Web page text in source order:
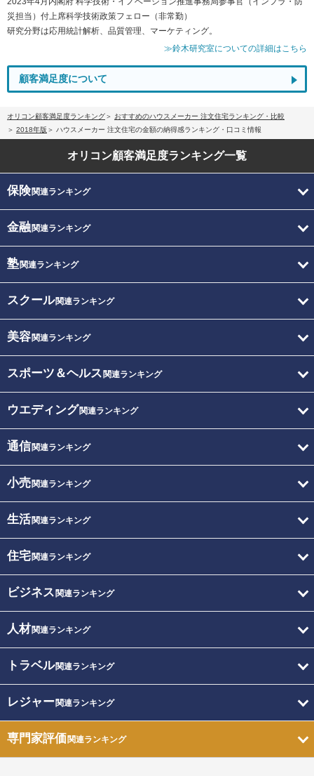
災担当）付上席科学技術政策フェロー（非常勤）
研究分野は応用統計解析、品質管理、マーケティング。
≫鈴木研究室についての詳細はこちら
顧客満足度について
オリコン顧客満足度ランキング
おすすめのハウスメーカー 注文住宅ランキング・比較
2018年版
ハウスメーカー 注文住宅の金額の納得感ランキング・口コミ情報
オリコン顧客満足度ランキング一覧
保険関連ランキング
金融関連ランキング
塾関連ランキング
スクール関連ランキング
美容関連ランキング
スポーツ＆ヘルス 関連ランキング
ウエディング関連ランキング
通信関連ランキング
小売関連ランキング
生活関連ランキング
住宅関連ランキング
ビジネス 関連ランキング
人材関連ランキング
トラベル関連ランキング
レジャー関連ランキング
専門家評価関連ランキング